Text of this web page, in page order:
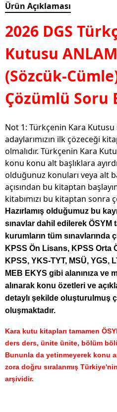
Ürün Açıklaması
2026 DGS
Kutusu
(Sözcük-
Çözümlü Soru
Not 1: Türkçenin Kara
adaylarımızın ilk çözeceği
olmalıdır. Türkçenin Kara
konu konu alt başlıklara
olduğunuz konuları veya alt
açısından bu kitaptan
kitabımızı bu kitaptan sonra
Hazırlamış olduğumuz bu
sınavlar dahil edilerek ÖSYM
kurumların tüm sınavlarında
KPSS Ön Lisans, KPSS Orta
KPSS, YKS-TYT, MSÜ, YGS,
MEB EKYS gibi alanınıza ve
alınarak konu özetleri ve
detaylı şekilde oluşturulmuş
oluşmaktadır.
Kara kutu kitapları tamamen
ders ders, ünite ünite, bölüm
Bununla da yetinmeyerek konu
zora doğru sıralanmış
arşividir.